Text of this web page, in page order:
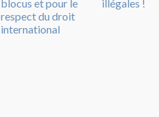
blocus et pour le
respect du droit
international
illégales !